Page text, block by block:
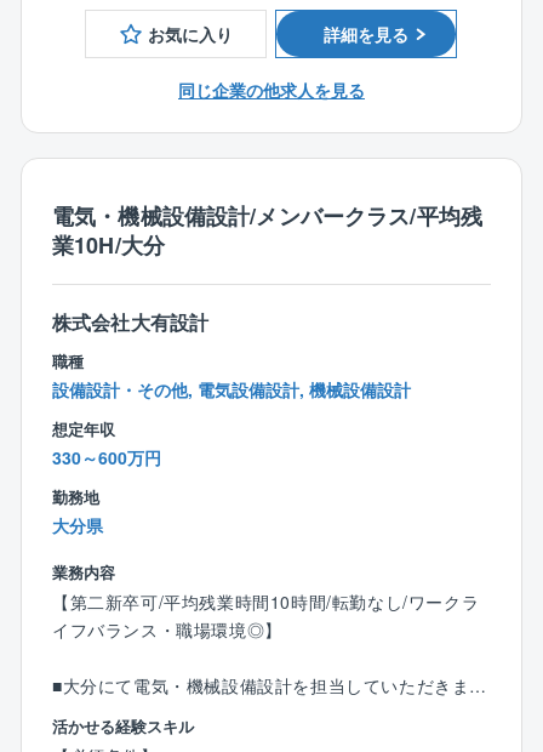
ただいており、設計する施設は、市役所庁舎、学校等
の教育施設、商業施設や共同住宅まで多岐にわたりま
〇日本一ストレスがない会社造りを目指す企業！
とは同社社員には経験させたくない、自身が働きたく
なるような会社にしたいという思いが代表者の根底に
あります。従って、正当に評価される独自の評価制度
をはじめ、ストレスのない環境、家族を大事にする等
の考えが根付いています。（パワハラやセクハラの徹
底排除、充実した福利厚生による人間関係の円滑化、
無駄な業務による残業など）
〇ワークライフバランス充実〇
■休日は年間122日となっており、完全週休2日制（土
日祝）を導入するなどの他にも育児休業や、有給積極
取得にも力を入れています。育児休業の取得状況は10
立できる働きやすい環境を目指しています。
お気に入り 詳細を見る
同じ企業の他求人を見る
電気・機械設備設計/メンバークラス/平均残
業10H/大分
株式会社大有設計
職種
設備設計・その他, 電気設備設計, 機械設備設計
想定年収
330～600万円
勤務地
大分県
業務内容
【第二新卒可/平均残業時間10時間/転勤なし/ワークラ
イフバランス・職場環境◎】
■大分にて電気・機械設備設計を担当していただきま
す。
（大分本社および各支店で受注した案件の両方を担当
活かせる経験スキル